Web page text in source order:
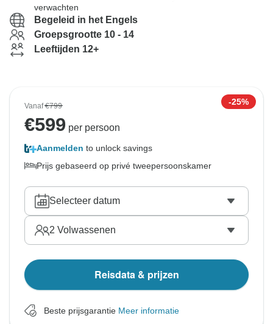
verwachten
Begeleid in het Engels
Groepsgrootte 10 - 14
Leeftijden 12+
Vanaf€799 -25%
€599 per persoon
Aanmelden to unlock savings
Prijs gebaseerd op privé tweepersoonskamer
Selecteer datum
2 Volwassenen
Reisdata & prijzen
Beste prijsgarantie Meer informatie